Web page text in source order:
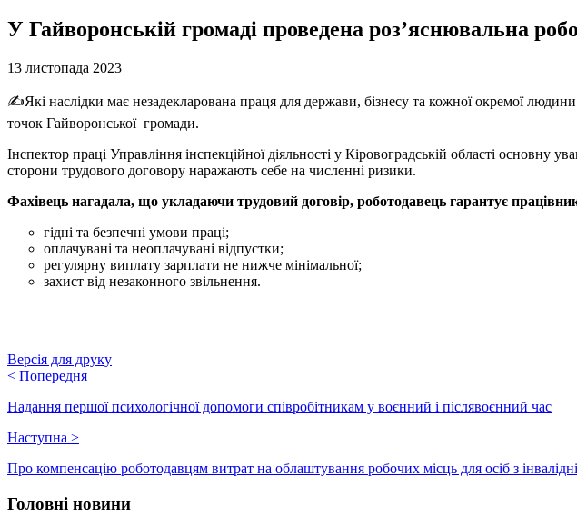
У Гайворонській громаді проведена роз’яснювальна
13 листопада 2023
✍️Які наслідки має незадекларована праця для держави, бізнесу та кожної окремої
точок Гайворонської громади.
Інспектор праці Управління інспекційної діяльності у Кіровоградській області основну
сторони трудового договору наражають себе на численні ризики.
Фахівець нагадала, що укладаючи трудовий договір, роботодавець гарантує
гідні та безпечні умови праці;
оплачувані та неоплачувані відпустки;
регулярну виплату зарплати не нижче мінімальної;
захист від незаконного звільнення.
Версія для друку
< Попередня
Надання першої психологічної допомоги співробітникам у воєнний і післявоєнний час
Наступна >
Про компенсацію роботодавцям витрат на облаштування робочих місць для осіб з
Головні новини